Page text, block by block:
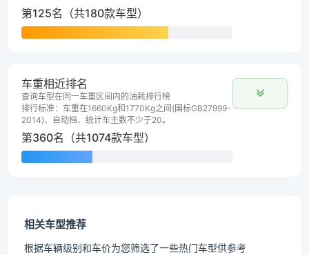
第125名（共180款车型）
车重相近排名
查询车型在同一车重区间内的油耗排行榜
排行标准：车重在1660Kg和1770Kg之间(国标GB27999-
2014)、自动档、统计车主数不少于20。
第360名（共1074款车型）
相关车型推荐
根据车辆级别和车价为您筛选了一些热门车型供参考